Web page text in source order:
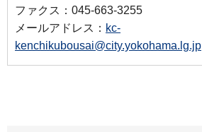
ファクス：045-663-3255
メールアドレス： kc-
kenchikubousai@city.yokohama.lg.jp